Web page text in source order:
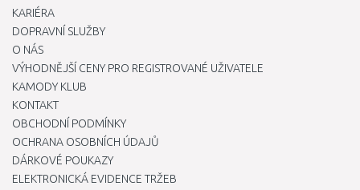
KARIÉRA
DOPRAVNÍ SLUŽBY
O NÁS
VÝHODNĚJŠÍ CENY PRO REGISTROVANÉ UŽIVATELE
KAMODY KLUB
KONTAKT
OBCHODNÍ PODMÍNKY
OCHRANA OSOBNÍCH ÚDAJŮ
DÁRKOVÉ POUKAZY
ELEKTRONICKÁ EVIDENCE TRŽEB